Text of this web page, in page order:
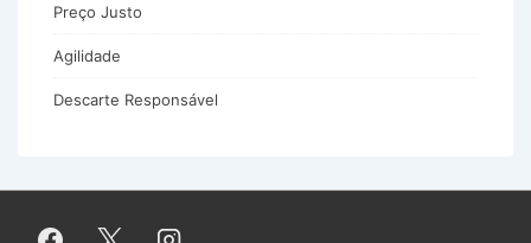
Preço Justo
Agilidade
Descarte Responsável